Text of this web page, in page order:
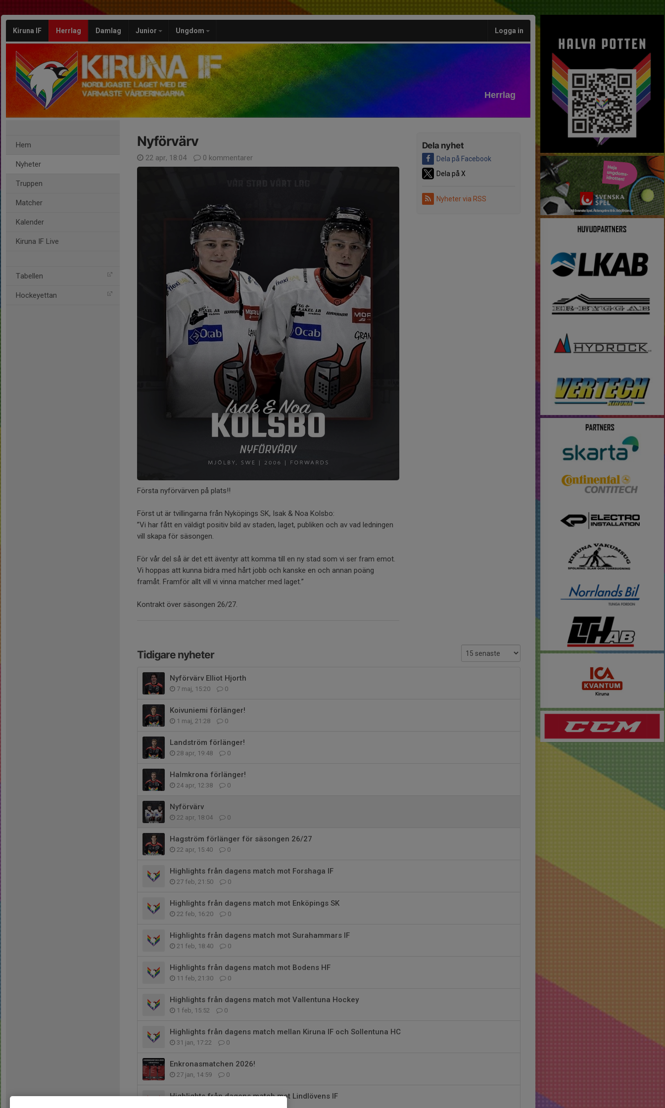
Kiruna IF Herrlag Damlag Junior Ungdom Logga in
Herrlag
Hem
Nyheter
Truppen
Matcher
Kalender
Kiruna IF Live
Tabellen
Hockeyettan
Dela nyhet
Dela på Facebook
Dela på X
Nyheter via RSS
Nyförvärv
22 apr, 18:04 0 kommentarer
Första nyförvärven på plats‼️
Först ut är tvillingarna från Nyköpings SK, Isak & Noa Kolsbo:
”Vi har fått en väldigt positiv bild av staden, laget, publiken och av vad ledningen
vill skapa för säsongen.
För vår del så är det ett äventyr att komma till en ny stad som vi ser fram emot.
Vi hoppas att kunna bidra med hårt jobb och kanske en och annan poäng
framåt. Framför allt vill vi vinna matcher med laget.”
Kontrakt över säsongen 26/27.
Tidigare nyheter
Nyförvärv Elliot Hjorth
7 maj, 15:20 0
Koivuniemi förlänger!
1 maj, 21:28 0
Landström förlänger!
28 apr, 19:48 0
Halmkrona förlänger!
24 apr, 12:38 0
Nyförvärv
22 apr, 18:04 0
Hagström förlänger för säsongen 26/27
22 apr, 15:40 0
Highlights från dagens match mot Forshaga IF
27 feb, 21:50 0
Highlights från dagens match mot Enköpings SK
22 feb, 16:20 0
Highlights från dagens match mot Surahammars IF
21 feb, 18:40 0
Highlights från dagens match mot Bodens HF
11 feb, 21:30 0
Highlights från dagens match mot Vallentuna Hockey
1 feb, 15:52 0
Highlights från dagens match mellan Kiruna IF och Sollentuna HC
31 jan, 17:22 0
Enkronasmatchen 2026!
27 jan, 14:59 0
Highlights från dagens match mot Lindlövens IF